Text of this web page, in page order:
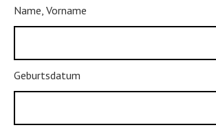
Name, Vorname
Geburtsdatum